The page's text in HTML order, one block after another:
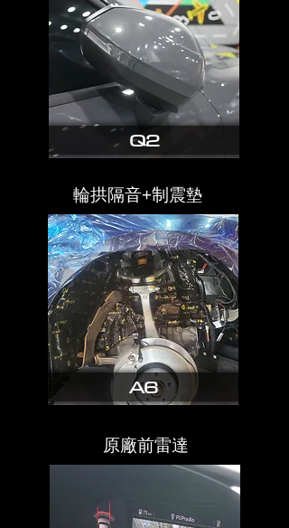
Q2
輪拱隔音+制 震墊
A6
原廠前雷達